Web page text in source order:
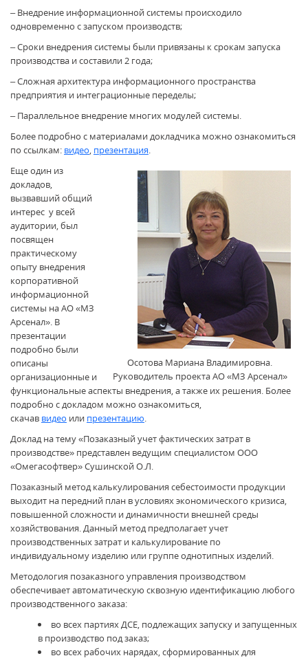
– Внедрение информационной системы происходило
одновременно с запуском производств;
– Сроки внедрения системы были привязаны к срокам запуска
производства и составили 2 года;
– Сложная архитектура информационного пространства
предприятия и интеграционные переделы;
– Параллельное внедрение многих модулей системы.
Более подробно с материалами докладчика можно ознакомиться
по ссылкам: видео, презентация.
Осотова Мариана Владимировна.
Руководитель проекта АО «МЗ Арсенал»
Еще один из
докладов,
вызвавший общий
интерес у всей
аудитории, был
посвящен
практическому
опыту внедрения
корпоративной
информационной
системы на АО «МЗ
Арсенал». В
презентации
подробно были
описаны
организационные и
функциональные аспекты внедрения, а также их решения. Более
подробно с докладом можно ознакомиться,
скачав видео или презентацию.
Доклад на тему «Позаказный учет фактических затрат в
производстве» представлен ведущим специалистом ООО
«Омегасофтвер» Сушинской О.Л.
Позаказный метод калькулирования себестоимости продукции
выходит на передний план в условиях экономического кризиса,
повышенной сложности и динамичности внешней среды
хозяйствования. Данный метод предполагает учет
производственных затрат и калькулирование по
индивидуальному изделию или группе однотипных изделий.
Методология позаказного управления производством
обеспечивает автоматическую сквозную идентификацию любого
производственного заказа:
во всех партиях ДСЕ, подлежащих запуску и запущенных
в производство под заказ;
во всех рабочих нарядах, сформированных для